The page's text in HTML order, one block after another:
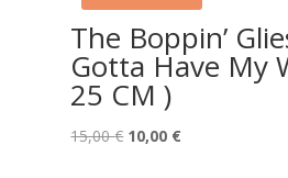
The Boppin’
Gotta Have My
25 CM )
15,00€ Le
10,00 €Le